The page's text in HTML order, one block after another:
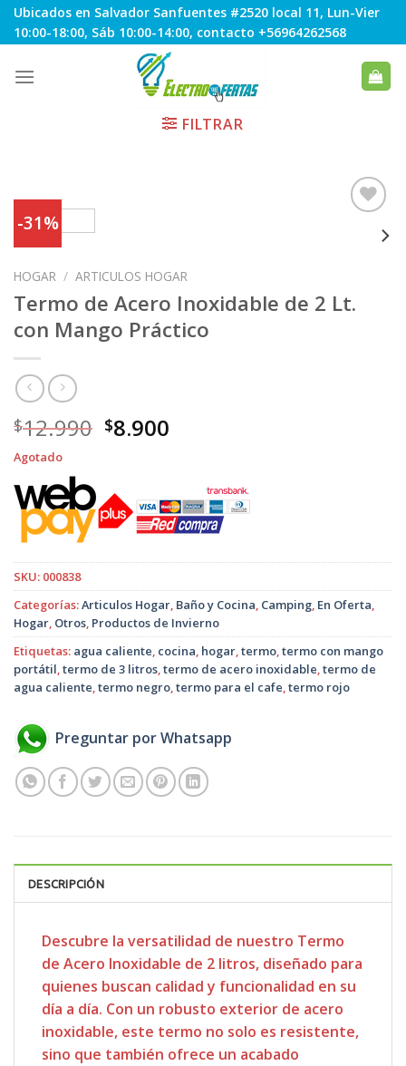
Skip
to
Ubicados en Salvador Sanfuentes #2520 local 11, Lun-Vier
10:00-18:00, Sáb 10:00-14:00, contacto +56964262568
FILTRAR
-31%
Favoritos
HOGAR / ARTICULOS HOGAR
Termo de Acero Inoxidable de 2 Lt.
con Mango Práctico
$12.990 El
era:
$12.990.
$8.900
es:
$8.900.
Agotado
SKU: 000838
Categorías:Articulos Hogar, Baño y Cocina, Camping, En Oferta,
Hogar, Otros, Productos de Invierno
Etiquetas: agua caliente, cocina, hogar,termo,termo con mango
portátil,termo de 3 litros,termo de acero inoxidable,termo de
agua caliente,termo negro,termo para el cafe,termo rojo
Preguntar por Whatsapp
DESCRIPCIÓN
Descubre la versatilidad de nuestro Termo
de Acero Inoxidable de 2 litros, diseñado para
quienes buscan calidad y funcionalidad en su
día a día. Con un robusto exterior de acero
inoxidable, este termo no solo es resistente,
sino que también ofrece un acabado